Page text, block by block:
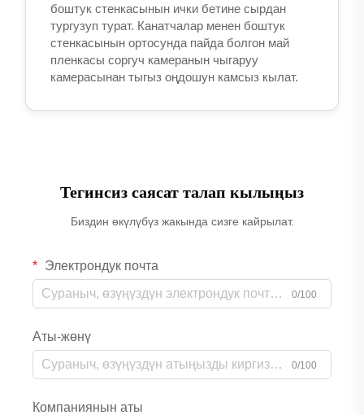
боштук стенкасынын ички бетине сырдан
тургузуп турат. Канатчалар менен боштук
стенкасынын ортосунда пайда болгон май
пленкасы соргуч камеранын чыгаруу
камерасынан тыгыз оңдошун камсыз кылат.
Тегинсиз саясат талап кылыңыз
Биздин өкүлүбүз жакында сизге кайрылат.
Электрондук почта
0/100
Аты-жөнү
0/100
Компаниянын аты